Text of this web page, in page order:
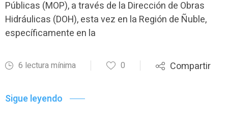
Públicas (MOP), a través de la Dirección de Obras
Hidráulicas (DOH), esta vez en la Región de Ñuble,
específicamente en la
6 lectura mínima 0 Compartir
Sigue leyendo